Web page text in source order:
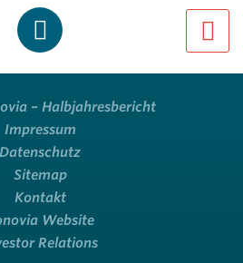
– Halbjahresbericht
Impressum
Datenschutz
Sitemap
Kontakt
Website
Relations